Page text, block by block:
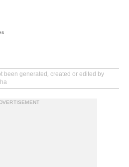
been generated, created or edited by